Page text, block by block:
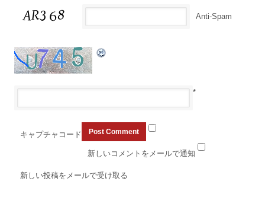
Anti-Spam
キャプチャコード
*
新しいコメントをメールで通知
新しい投稿をメールで受け取る